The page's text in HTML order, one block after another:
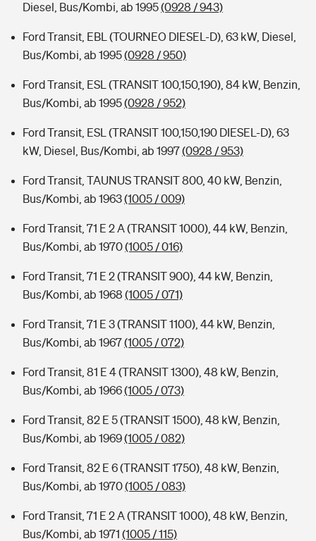
Diesel, Bus/Kombi, ab 1995(0928 / 943)
Ford Transit, EBL (TOURNEO DIESEL-D), 63 kW, Diesel,
Bus/Kombi, ab 1995(0928 / 950)
Ford Transit, ESL (TRANSIT 100,150,190), 84 kW, Benzin,
Bus/Kombi, ab 1995(0928 / 952)
Ford Transit, ESL (TRANSIT 100,150,190 DIESEL-D), 63
kW, Diesel, Bus/Kombi, ab 1997(0928 / 953)
Ford Transit, TAUNUS TRANSIT 800, 40 kW, Benzin,
Bus/Kombi, ab 1963(1005 / 009)
Ford Transit, 71 E 2 A (TRANSIT 1000), 44 kW, Benzin,
Bus/Kombi, ab 1970(1005 / 016)
Ford Transit, 71 E 2 (TRANSIT 900), 44 kW, Benzin,
Bus/Kombi, ab 1968 (1005 / 071)
Ford Transit, 71 E 3 (TRANSIT 1100), 44 kW, Benzin,
Bus/Kombi, ab 1967(1005 / 072)
Ford Transit, 81 E 4 (TRANSIT 1300), 48 kW, Benzin,
Bus/Kombi, ab 1966(1005 / 073)
Ford Transit, 82 E 5 (TRANSIT 1500), 48 kW, Benzin,
Bus/Kombi, ab 1969(1005 / 082)
Ford Transit, 82 E 6 (TRANSIT 1750), 48 kW, Benzin,
Bus/Kombi, ab 1970(1005 / 083)
Ford Transit, 71 E 2 A (TRANSIT 1000), 48 kW, Benzin,
Bus/Kombi, ab 1971 (1005 / 115)